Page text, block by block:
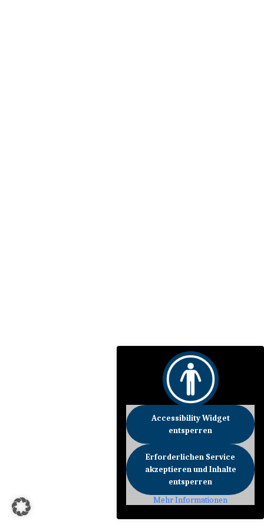
Accessibility Widget
entsperren
Erforderlichen Service
akzeptieren und Inhalte
entsperren
Mehr Informationen